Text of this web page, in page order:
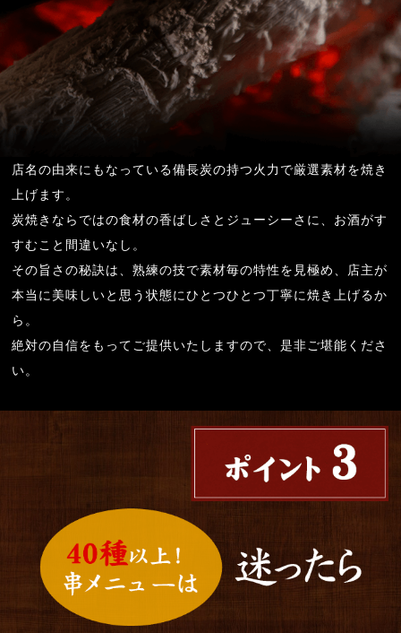
店名の由来にもなっている備長炭の持つ火力で厳選素材を焼き
上げます。
炭焼きならではの食材の香ばしさとジューシーさに、お酒がす
すむこと間違いなし。
その旨さの秘訣は、熟練の技で素材毎の特性を見極め、店主が
本当に美味しいと思う状態にひとつひとつ丁寧に焼き上げるか
ら。
絶対の自信をもってご提供いたしますので、是非ご堪能くださ
い。